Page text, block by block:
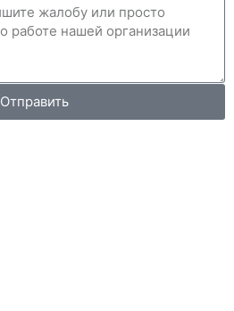
Отправить